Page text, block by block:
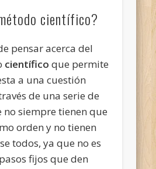
científico?
pensar acerca del
científico que permite
a una cuestión
de una serie de
no siempre tienen que
orden y no tienen
todos, ya que no es
fijos que den